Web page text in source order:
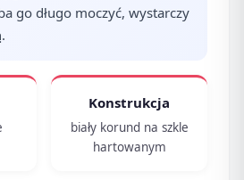
go długo moczyć, wystarczy
.
Konstrukcja
biały korund na szkle
hartowanym